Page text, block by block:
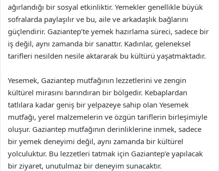
ağırlandığı bir sosyal etkinliktir. Yemekler genellikle büyük
sofralarda paylaşılır ve bu, aile ve arkadaşlık bağlarını
güçlendirir. Gaziantep’te yemek hazırlama süreci, sadece bir
iş değil, aynı zamanda bir sanattır. Kadınlar, geleneksel
tarifleri nesilden nesile aktararak bu kültürü yaşatmaktadır.
Yesemek, Gaziantep mutfağının lezzetlerini ve zengin
kültürel mirasını barındıran bir bölgedir. Kebaplardan
tatlılara kadar geniş bir yelpazeye sahip olan Yesemek
mutfağı, yerel malzemelerin ve özgün tariflerin birleşimiyle
oluşur. Gaziantep mutfağının derinliklerine inmek, sadece
bir yemek deneyimi değil, aynı zamanda bir kültürel
yolculuktur. Bu lezzetleri tatmak için Gaziantep’e yapılacak
bir ziyaret, unutulmaz bir deneyim sunacaktır.